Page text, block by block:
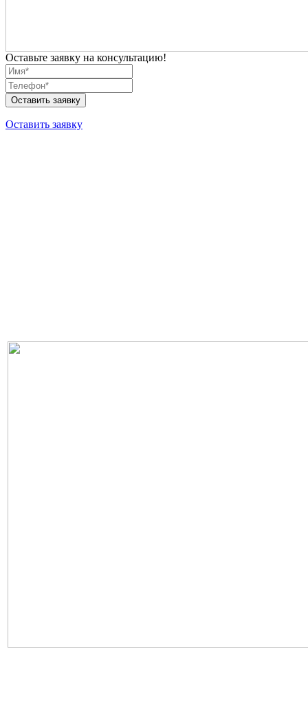
Оставьте заявку на консультацию!
Оставить заявку
Оставить заявку